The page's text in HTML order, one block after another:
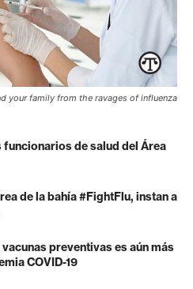
your family from the ravages of influenza
de salud del Área
de la bahía #FightFlu, instan a
preventivas es aún más
COVID-19